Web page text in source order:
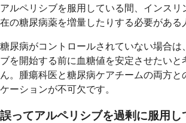
アルペリシブを服用している間、インスリ
在の糖尿病薬を増量したりする必要がある
糖尿病がコントロールされていない場合は
ブを開始する前に血糖値を安定させたいと
ん。腫瘍科医と糖尿病ケアチームの両方と
ケーションが不可欠です。
誤ってアルペリシブを過剰に服用し